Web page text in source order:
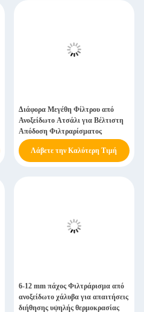
Διάφορα Μεγέθη Φίλτρου από
Ανοξείδωτο Ατσάλι για Βέλτιστη
Απόδοση Φιλτραρίσματος
Λάβετε την Καλύτερη Τιμή
6-12 mm πάχος Φιλτράρισμα από
ανοξείδωτο χάλυβα για απαιτήσεις
διήθησης υψηλής θερμοκρασίας